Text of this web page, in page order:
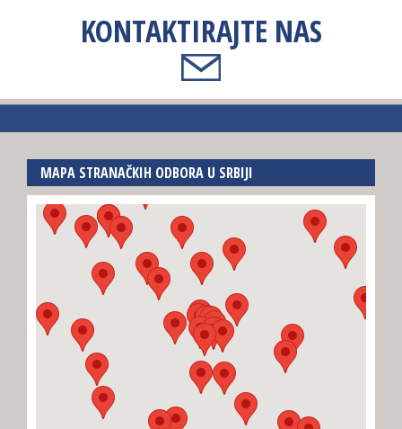
KONTAKTIRAJTE NAS
MAPA STRANAČKIH ODBORA U SRBIJI